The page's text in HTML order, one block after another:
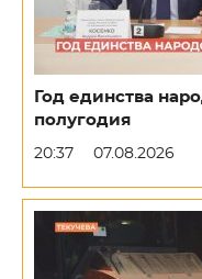
Год единства
полугодия
20:37 07.08.2026